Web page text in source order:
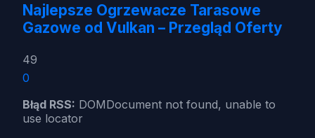
Najlepsze Ogrzewacze Tarasowe
Gazowe od Vulkan – Przegląd Oferty
49
0
Błąd RSS: DOMDocument not found, unable to
use locator